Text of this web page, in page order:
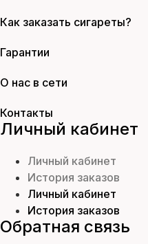
Как заказать сигареты?
Гарантии
О нас в сети
Контакты
Личный кабинет
Личный кабинет
История заказов
Личный кабинет
История заказов
Обратная связь